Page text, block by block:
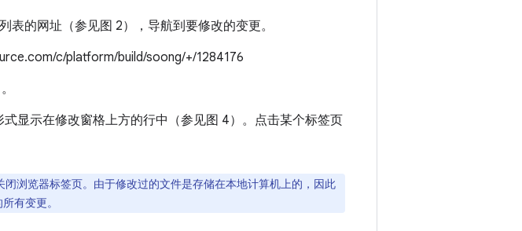
表的网址（参见图 2），导航到要修改的变更。
c/platform/build/soong/+/1284176
显示在修改窗格上方的行中（参见图 4）。点击某个标签页
闭浏览器标签页。由于修改过的文件是存储在本地计算机上的，因此
有变更。